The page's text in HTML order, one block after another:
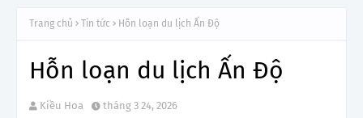
Trang chủ Tin tức Hỗn loạn du lịch Ấn Độ
Hỗn loạn du lịch Ấn Độ
Kiều Hoa tháng 3 24, 2026